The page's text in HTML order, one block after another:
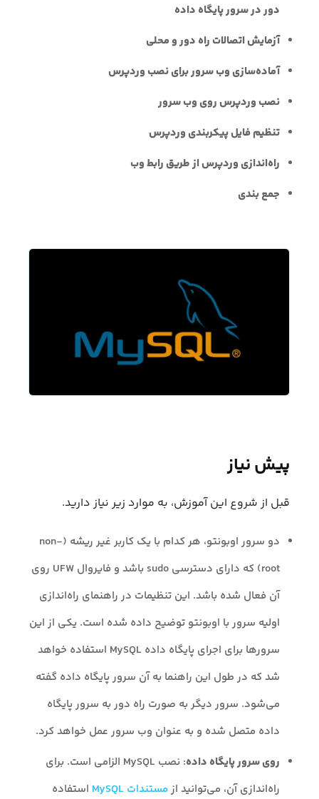
دور در سرور پایگاه داده
آزمایش اتصالات راه دور و محلی
آماده‌سازی وب سرور برای نصب وردپرس
نصب وردپرس روی وب سرور
تنظیم فایل پیکربندی وردپرس
راه‌اندازی وردپرس از طریق رابط وب
جمع بندی
پیش نیاز
قبل از شروع این آموزش، به موارد زیر نیاز دارید.
دو سرور اوبونتو، هر کدام با یک کاربر غیر ریشه (non-
root) که دارای دسترسی sudo باشد و فایروال UFW روی
آن فعال شده باشد. این تنظیمات در راهنمای راه‌اندازی
اولیه سرور با اوبونتو توضیح داده شده است. یکی از این
سرورها برای اجرای پایگاه داده MySQL استفاده خواهد
شد که در طول این راهنما به آن سرور پایگاه داده گفته
می‌شود. سرور دیگر به صورت راه دور به سرور پایگاه
داده متصل شده و به عنوان وب سرور عمل خواهد کرد.
روی سرور پایگاه داده
: نصب MySQL الزامی است. برای
راه‌اندازی آن، می‌توانید از مستندات MySQL
استفاده